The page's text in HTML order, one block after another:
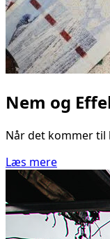
Nem og
Når det kommer til
Læs mere